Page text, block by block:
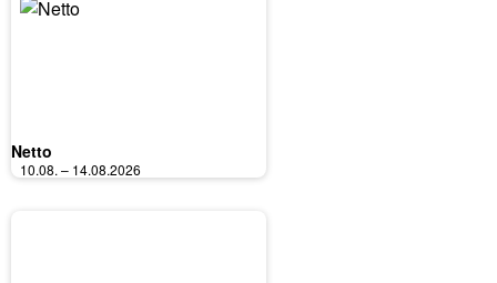
Netto
10.08. – 14.08.2026